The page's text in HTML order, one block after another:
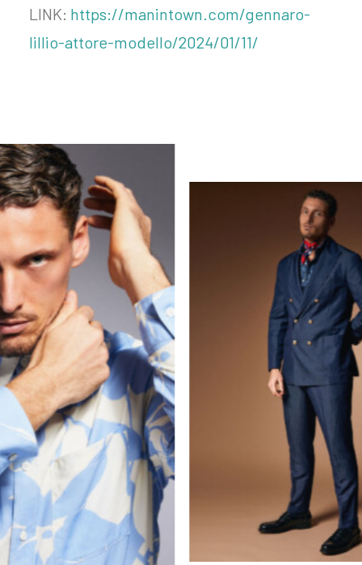
LINK: https://manintown.com/gennaro-
lillio-attore-modello/2024/01/11/